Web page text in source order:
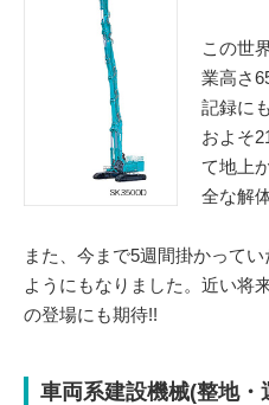
この世
業高さ
記録に
およそ
て地上
全な解
また、今まで5週間掛かって
ようにもなりました。近い将
の登場にも期待!!
車両系建設機械(整地・